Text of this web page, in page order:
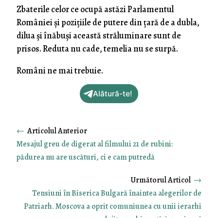
Zbaterile celor ce ocupă astăzi Parlamentul
României şi poziţiile de putere din ţară de a dubla,
dilua şi înăbuşi această străluminare sunt de
prisos. Reduta nu cade, temelia nu se surpă.
Români ne mai trebuie.
Alătură-te!
←
Mesajul greu de digerat al filmului 21 de rubini:
pădurea nu are uscături, ci e cam putredă
Tensiuni în Biserica Bulgară înaintea alegerilor de
Patriarh. Moscova a oprit comuniunea cu unii ierarhi
→